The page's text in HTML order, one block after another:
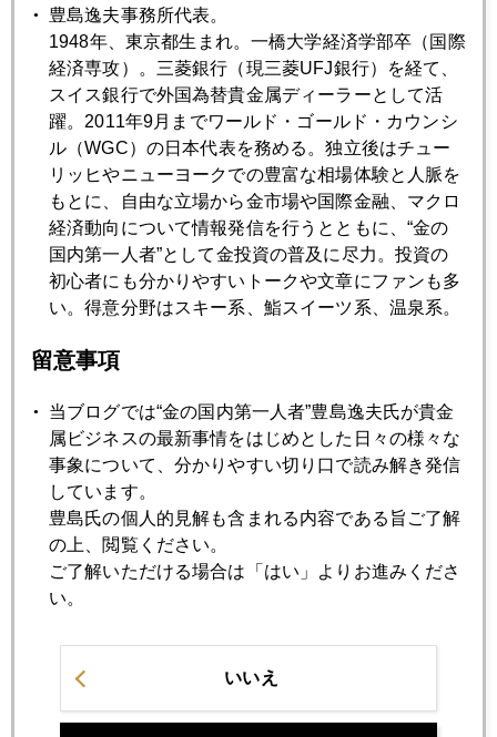
は、今のところ男女半々くらいですかね。
場所柄、機関投資家のオジサンから、外資系投資銀行のキン
ポー（金融法人）・ミニスカ・セールス軍団から、団塊世代
の主婦まで様々です。男性陣から「男でも参加できるのです
か」と聞かれるけど、あくまで女性のセミナー参加増加とい
う社会現象を言っているので、男性参加も歓迎。それから女
性は３０代という年齢にこだわっている人もいるけれど、こ
れも無用です（笑）。
丸善丸の内本店 Tel：03－5288－8881 で電話予約可。
7月 8月 9月 10月 11月 12月
2012年09月28日
カネでスペイン人気質は変えられない
南欧反緊縮の臨界点
2012年09月26日
豊島逸夫事務所代表。
1948年、東京都生まれ。一橋大学経済学部卒（国際
経済専攻）。三菱銀行（現三菱UFJ銀行）を経て、
スイス銀行で外国為替貴金属ディーラーとして活
躍。2011年9月までワールド・ゴールド・カウンシ
ル（WGC）の日本代表を務める。独立後はチュー
リッヒやニューヨークでの豊富な相場体験と人脈を
もとに、自由な立場から金市場や国際金融、マクロ
経済動向について情報発信を行うとともに、“金の
国内第一人者”として金投資の普及に尽力。投資の
初心者にも分かりやすいトークや文章にファンも多
い。得意分野はスキー系、鮨スイーツ系、温泉系。
留意事項
当ブログでは“金の国内第一人者”豊島逸夫氏が貴金
属ビジネスの最新事情をはじめとした日々の様々な
事象について、分かりやすい切り口で読み解き発信
しています。
豊島氏の個人的見解も含まれる内容である旨ご了解
の上、閲覧ください。
ご了解いただける場合は「はい」よりお進みくださ
い。
いいえ